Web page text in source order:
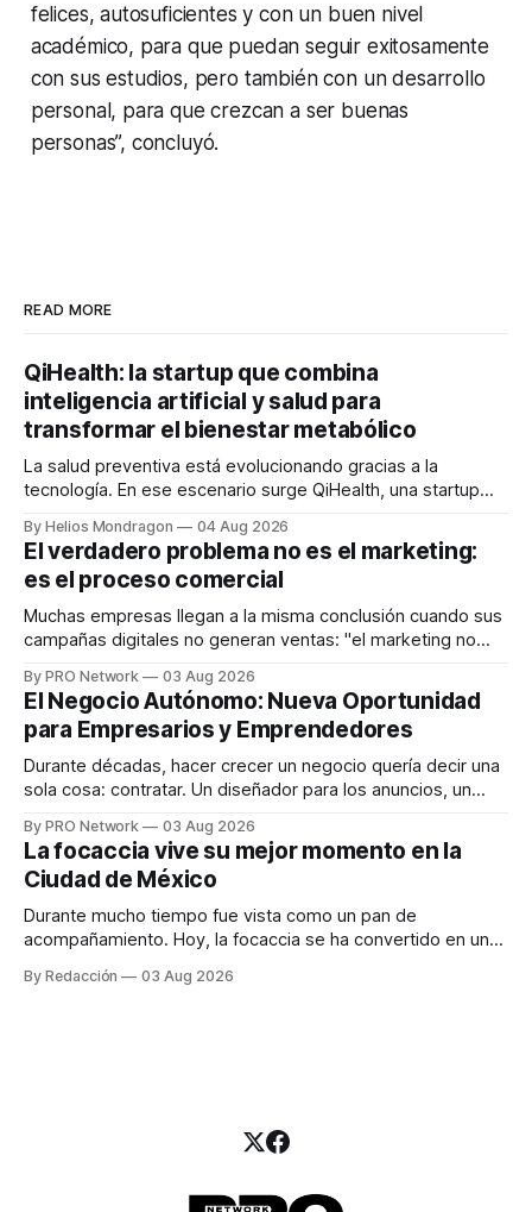
felices, autosuficientes y con un buen nivel
académico, para que puedan seguir exitosamente
con sus estudios, pero también con un desarrollo
personal, para que crezcan a ser buenas
personas”, concluyó.
READ MORE
QiHealth: la startup que combina
inteligencia artificial y salud para
transformar el bienestar metabólico
La salud preventiva está evolucionando gracias a la
tecnología. En ese escenario surge QiHealth, una startup
dispositivos inteligentes, inteligencia artificial y monitoreo
en tiempo real para ayudar a las personas a tomar mejores
decisiones sobre su salud metabólica. Su propuesta busca
responder
By Helios Mondragon 04 Aug 2026
El verdadero problema no es el marketing:
es el proceso comercial
Muchas empresas llegan a la misma conclusión cuando sus
campañas digitales no generan ventas: "el marketing no
INTERIUS, el problema suele estar en otro lugar. Durante
una entrevista para el podcast SER PRO, el especialista en
marketing digital explicó que
By PRO Network 03 Aug 2026
El Negocio Autónomo: Nueva Oportunidad
para Empresarios y Emprendedores
Durante décadas, hacer crecer un negocio quería decir una
sola cosa: contratar. Un diseñador para los anuncios, un
para los textos, alguien que supiera de publicidad digital
para encontrar prospectos, un vendedor para atender
llamadas y mensajes, y —con suerte— una persona
By PRO Network 03 Aug 2026
La focaccia vive su mejor momento en la
Ciudad de México
Durante mucho tiempo fue vista como un pan de
acompañamiento. Hoy, la focaccia se ha convertido en uno
artesanal, ingredientes de calidad y experiencias que
By Redacción 03 Aug 2026